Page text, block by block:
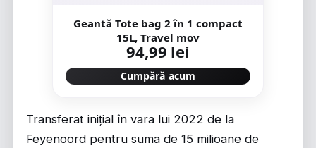
Geantă Tote bag 2 în 1 compact
15L, Travel mov
94,99 lei
Cumpără acum
Transferat inițial în vara lui 2022 de la
Feyenoord pentru suma de 15 milioane de